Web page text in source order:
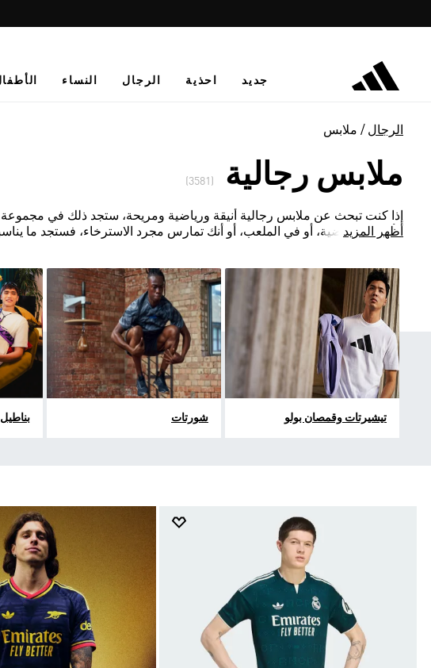
جديد احذية الرجال النساء
الرجال ملابس
ملابس رجالية
إذا كنت تبحث عن ملابس رجالية أنيقة ورياضية ومريحة، ستجد ذلك في مجموعة
الألعاب الرياضية، أو في الملعب، أو أنك تمارس مجرد الاسترخاء، فستجد ما
أظهر المزيد
تيشيرتات وقمصان بولو شورتات بناطيل